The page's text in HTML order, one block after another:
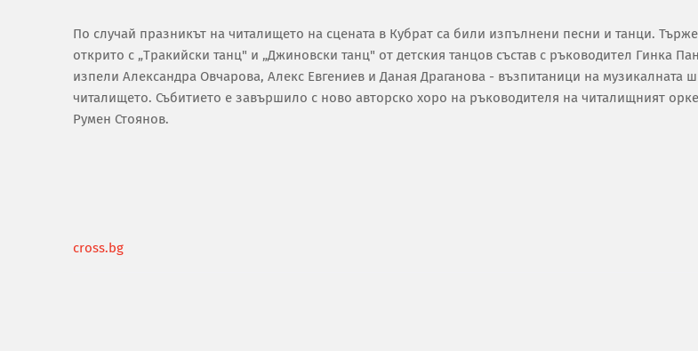
По случай празникът на читалището на сцената в Кубрат са били изпълнени песни и танци.
открито с „Тракийски танц" и „Джиновски танц" от детския танцов състав с ръководител Гинка
изпели Александра Овчарова, Алекс Евгениев и Даная Драганова - възпитаници на музикалната
читалището. Събитието е завършило с ново авторско хоро на ръководителя на читалищният
Румен Стоянов.
cross.bg